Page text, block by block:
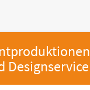
Designservice